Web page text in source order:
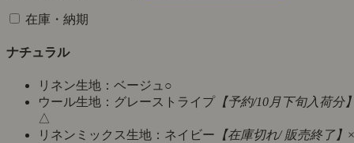
在庫・納期
ナチュラル
リネン生地：ベージュ ○
ウール生地：グレーストライプ【予約/10月下旬入荷分
△
リネンミックス生地：ネイビー 【在庫切れ/ 販売終了】 ×